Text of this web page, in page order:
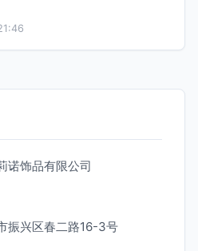
诺饰品有限公司
振兴区春二路16-3号